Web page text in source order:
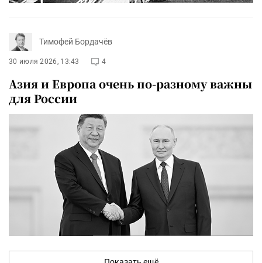
Тимофей Бордачёв
30 июля 2026, 13:43 4
Азия и Европа очень по-разному важны
для России